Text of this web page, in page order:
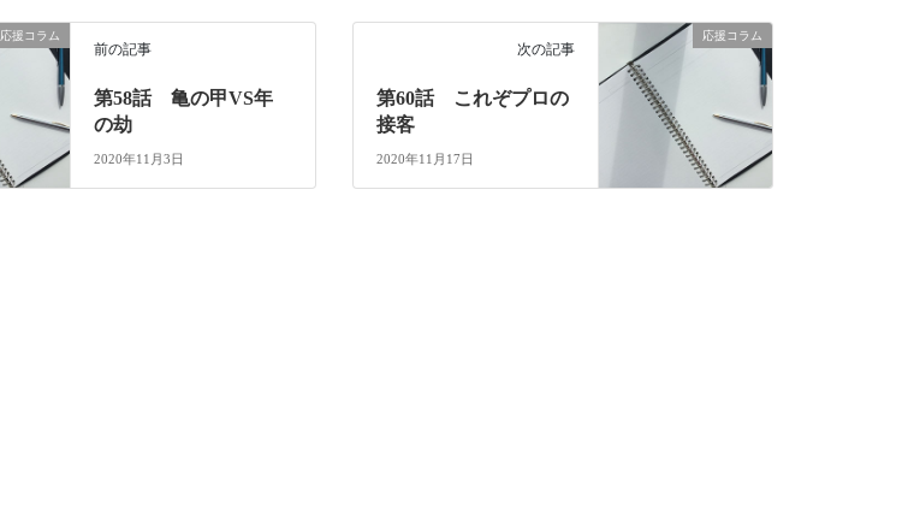
応援コラム
前の記事
第58話 亀の甲VS年
の劫
2020年11月3日
応援コラム
次の記事
第60話 これぞプロの
接客
2020年11月17日